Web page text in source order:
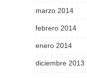
marzo 2014
febrero 2014
enero 2014
diciembre 2013